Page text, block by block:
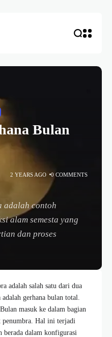
Bulan
2 YEARS AGO 0 COMMENTS
adalah contoh
alam semesta yang
dan proses
adalah salah satu dari dua
gerhana bulan total.
masuk ke dalam bagian
penumbra. Hal ini terjadi
dalam konfigurasi